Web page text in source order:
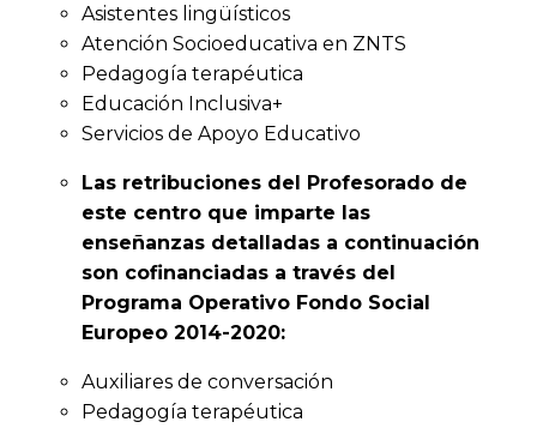
Asistentes lingüísticos
Atención Socioeducativa en ZNTS
Pedagogía terapéutica
Educación Inclusiva+
Servicios de Apoyo Educativo
Las retribuciones del Profesorado de
este centro que imparte las
enseñanzas detalladas a continuación
son cofinanciadas a través del
Programa Operativo Fondo Social
Europeo 2014-2020:
Auxiliares de conversación
Pedagogía terapéutica